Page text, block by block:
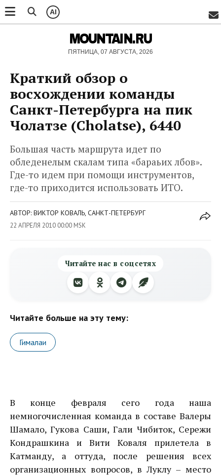
AI
MOUNTAIN.RU
ПЯТНИЦА, 07 АВГУСТА, 2026
Краткий обзор о
восхождении команды
Санкт-Петербурга на пик
Чолатзе (Cholatse), 6440
Большая часть маршрута идет по
обледенелым скалам типа «бараьих лбов».
Где-то идем при помощи инструментов,
где-то приходится использовать ИТО.
АВТОР: ВИКТОР КОВАЛЬ, САНКТ-ПЕТЕРБУРГ
22 АПРЕЛЯ 2010 00:00 MSK
Читайте нас в соцсетях
Читайте больше на эту тему:
Гималаи
В конце февраля сего года наша
немногочисленная команда в составе Валеры
Шамало, Гукова Саши, Гали Чибиток, Сережи
Кондрашкина и Вити Коваля прилетела в
Катманду, а оттуда, после решения всех
организационных вопросов, в Луклу – место